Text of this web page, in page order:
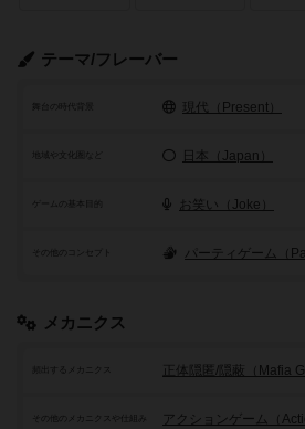
テーマ/フレーバー
舞台の時代背景 現代（Present）
地域や文化圏など 日本（Japan）
ゲームの基本目的 お笑い（Joke）
その他のコンセプト パーティゲーム（
メカニクス
頻出するメカニクス 正体隠匿/隠蔽（Mafia
その他のメカニクスや仕組み アクションゲーム（